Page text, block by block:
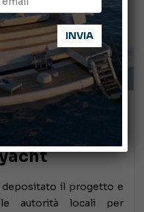
costruttiva
depositato il progetto e
autorità locali per